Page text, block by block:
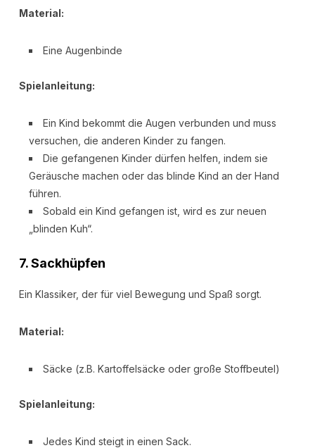
Material:
Eine Augenbinde
Spielanleitung:
Ein Kind bekommt die Augen verbunden und muss
versuchen, die anderen Kinder zu fangen.
Die gefangenen Kinder dürfen helfen, indem sie
Geräusche machen oder das blinde Kind an der Hand
führen.
Sobald ein Kind gefangen ist, wird es zur neuen
„blinden Kuh“.
7.Sackhüpfen
Ein Klassiker, der für viel Bewegung und Spaß sorgt.
Material:
Säcke (z.B. Kartoffelsäcke oder große Stoffbeutel)
Spielanleitung:
Jedes Kind steigt in einen Sack.